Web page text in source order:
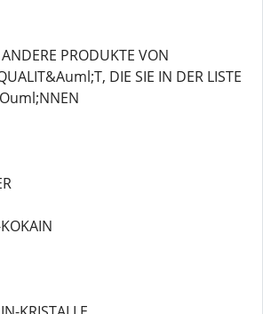
PRODUKTE VON
DIE SIE IN DER LISTE